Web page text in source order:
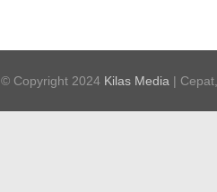
© Copyright 2024 Kilas Media |